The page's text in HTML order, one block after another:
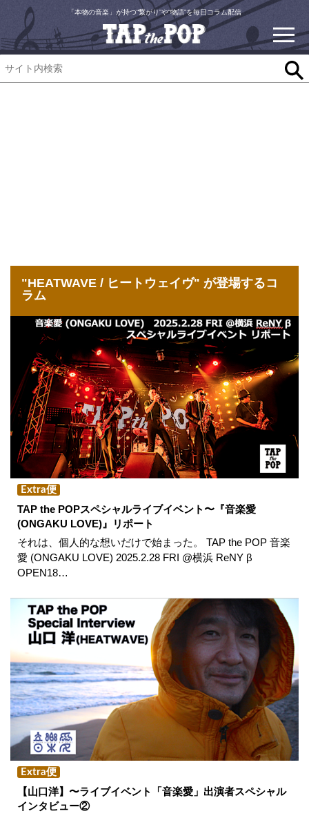
「本物の音楽」が持つ“繋がり”や“物語”を毎日コラム配信
"HEATWAVE / ヒートウェイヴ" が登場するコ
ラム
Extra便
TAP the POPスペシャルライブイベント〜『音楽愛
(ONGAKU LOVE)』リポート
それは、個人的な想いだけで始まった。 TAP the POP 音楽
愛 (ONGAKU LOVE) 2025.2.28 FRI @横浜 ReNY β
OPEN18…
Extra便
【山口洋】〜ライブイベント「音楽愛」出演者スペシャル
インタビュー②